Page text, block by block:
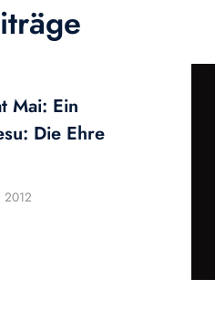
Mai: Ein
Die Ehre